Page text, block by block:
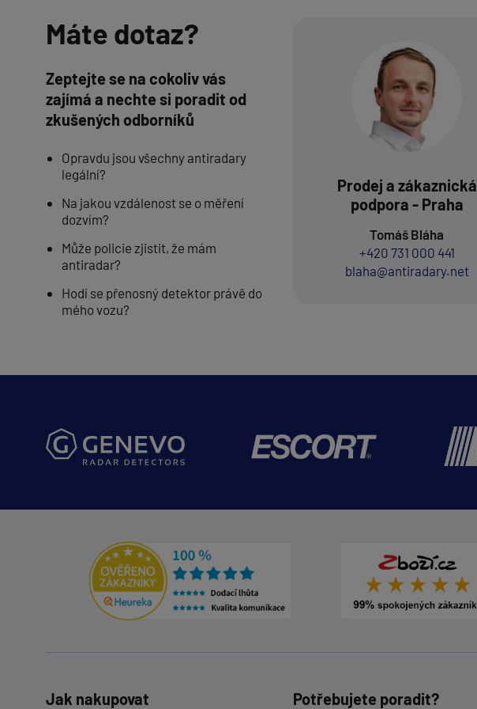
Máte dotaz?
Zeptejte se na cokoliv vás
zajímá a nechte si poradit od
zkušených odborníků
Opravdu jsou všechny antiradary
legální?
Na jakou vzdálenost se o měření
dozvím?
Může policie zjistit, že mám
antiradar?
Hodí se přenosný detektor právě do
mého vozu?
Prodej a zákaznická
podpora - Praha
Tomáš Bláha
+420 731 000 441
blaha@antiradary.net
Jak nakupovat Potřebujete poradit?